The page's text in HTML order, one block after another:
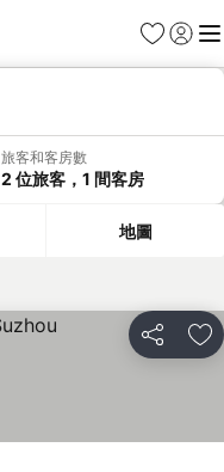
我的最愛
登入 選
旅客和客房數
2 位旅客，1 間客房
地圖
分享 加